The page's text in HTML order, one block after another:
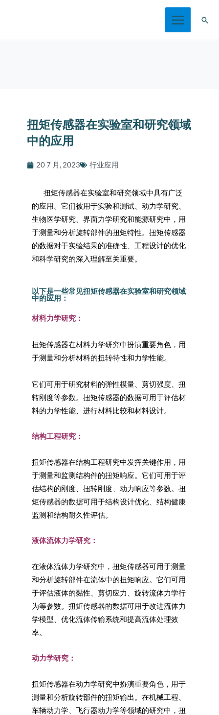
搜
扭矩传感器在实验室和研究领域
中的应用
20 7 月, 2023 行业应用
扭矩传感器在实验室和研究领域中具有广泛
的应用。它们被用于实验和测试、动力学研究、
生物医学研究、界面力学研究和能源研究中，用
于测量和分析旋转部件的扭矩特性。扭矩传感器
的数据对于实验结果的准确性、工程设计的优化
和科学研究的深入理解至关重要。
以下是一些常见扭矩传感器在实验室和研究领域
中的应用：
材料力学研究：
扭矩传感器在材料力学研究中扮演重要角色，用
于测量和分析材料的扭转特性和力学性能。
它们可用于研究材料的弹性模量、剪切强度、扭
转刚度等参数。扭矩传感器的数据可用于评估材
料的力学性能、进行材料比较和材料设计。
结构工程研究：
扭矩传感器在结构工程研究中发挥关键作用，用
于测量和监测结构件的扭矩响应。它们可用于评
估结构的刚度、扭转刚度、动力响应等参数。扭
矩传感器的数据可用于结构设计优化、结构健康
监测和结构耐久性评估。
液体流体力学研究：
在液体流体力学研究中，扭矩传感器可用于测量
和分析旋转部件在流体中的扭矩响应。它们可用
于评估液体的黏性、剪切应力、旋转流体力学行
为等参数。扭矩传感器的数据可用于改进流体力
学模型、优化流体传输系统和提高流体处理效
率。
动力学研究：
扭矩传感器在动力学研究中扮演重要角色，用于
测量和分析旋转部件的扭矩输出。在机械工程、
车辆动力学、飞行器动力学等领域的研究中，扭